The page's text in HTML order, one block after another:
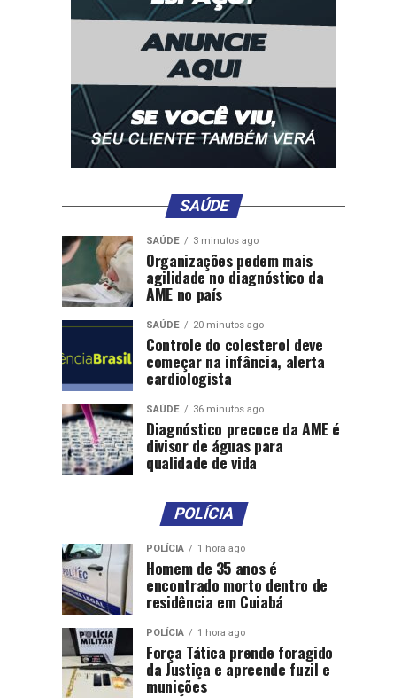
SAÚDE
SAÚDE 3 minutos ago
Organizações pedem mais
agilidade no diagnóstico da
AME no país
SAÚDE 20 minutos ago
Controle do colesterol deve
começar na infância, alerta
cardiologista
SAÚDE 36 minutos ago
Diagnóstico precoce da AME é
divisor de águas para
qualidade de vida
POLÍCIA
POLÍCIA 1 hora ago
Homem de 35 anos é
encontrado morto dentro de
residência em Cuiabá
POLÍCIA 1 hora ago
Força Tática prende foragido
da Justiça e apreende fuzil e
munições